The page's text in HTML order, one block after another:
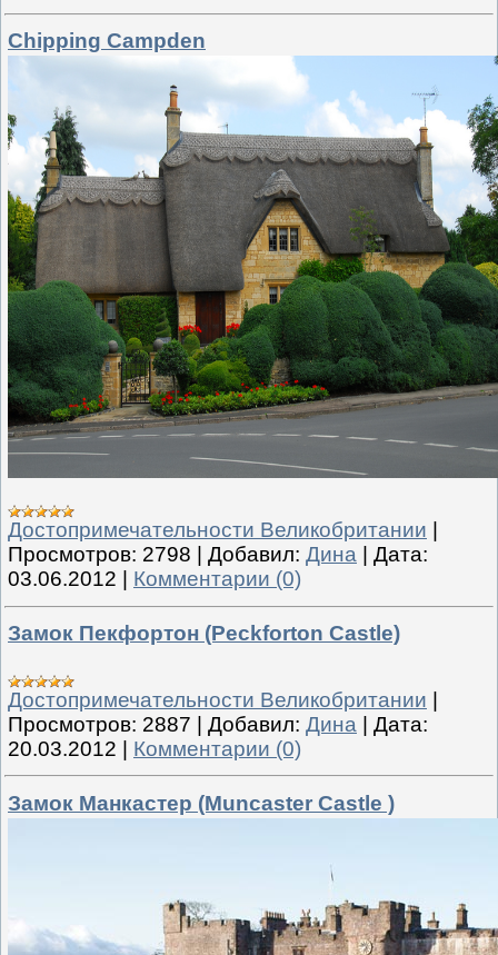
Chipping Campden
Достопримечательности Великобритании
Просмотров: 2798 Добавил: Дина
Дата:
03.06.2012
Комментарии (0)
Замок Пекфортон (Peckforton Castle)
Достопримечательности Великобритании
Просмотров: 2887 Добавил: Дина
Дата:
20.03.2012
Комментарии (0)
Замок Манкастер (Muncaster Castle )